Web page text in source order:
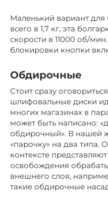
Маленький вариант
всего в 1,7 кг, эта
скорости в 11000 об/
блокировки кнопки
Обдирочные
Стоит сразу
шлифовальные диски
многих магазинах в
может быть написано:
обдирочный». В нашей
«парочку» на два
контексте
освобождения
внешнего слоя,
такие обдирочные